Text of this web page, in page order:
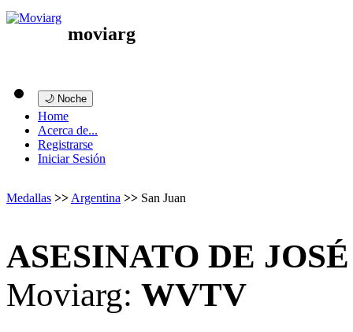
moviarg
🌙 Noche
Home
Acerca de...
Registrarse
Iniciar Sesión
Medallas >> Argentina >> San Juan
ASESINATO DE
Moviarg: WVTV